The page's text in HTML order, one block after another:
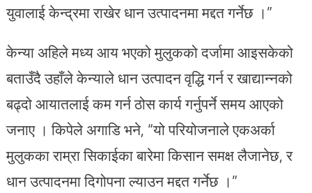
युवालाई केन्द्रमा राखेर धान उत्पादनमा मद्दत गर्नेछ ।”
केन्या अहिले मध्य आय भएको मुलुकको दर्जामा आइसकेको
बताउँदै उहाँले केन्याले धान उत्पादन वृद्धि गर्न र खाद्यान्नको
बढ्दो आयातलाई कम गर्न ठोस कार्य गर्नुपर्ने समय आएको
जनाए । किपेले अगाडि भने, “यो परियोजनाले एकअर्का
मुलुकका राम्रा सिकाईका बारेमा किसान समक्ष लैजानेछ, र
धान उत्पादनमा दिगोपना ल्याउन मद्दत गर्नेछ ।”